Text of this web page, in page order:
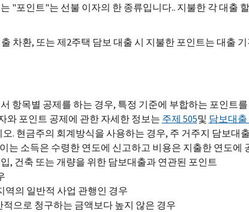
"포인트"는 선불 이자의 한 종류입니다.. 지불한 각 대출
차환, 또는 제2주택 담보 대출 시 지불한 포인트는 대출
항목별 공제를 하는 경우, 특정 기준에 부합하는 포인트
와 포인트 공제에 관한 자세한 정보는 주제 505및 담보대
. 현금주의 회계방식을 사용하는 경우, 주 거주지 담보대
는 소득은 수령한 연도에 신고하고 비용은 지출한 연도에
, 건축 또는 개량을 위한 담보대출과 연관된 포인트
역의 일반적 사업 관행인 경우
으로 청구하는 금액보다 높지 않은 경우